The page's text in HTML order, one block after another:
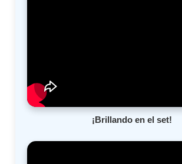
¡Brillando en el set!